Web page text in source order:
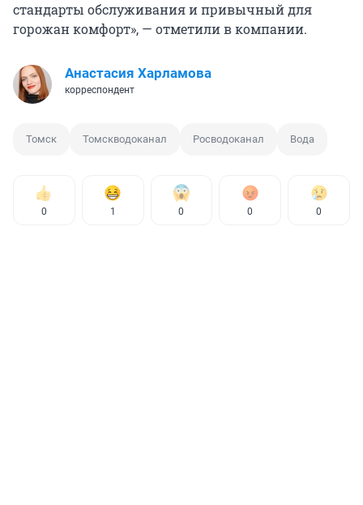
стандарты обслуживания и привычный для
горожан комфорт», — отметили в компании.
Анастасия Харламова
корреспондент
Томск Томскводоканал Росводоканал Вода
0 1 0 0 0